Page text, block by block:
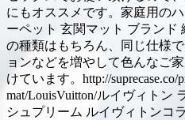
にもオススメです。家庭用の
ーペット 玄関マット ブランド
の種類はもちろん、同じ仕様
ョンなどを増やして色んなご
けています。http://suprecase.co/
mat/LouisVuitton/ルイヴィトン
シュプリーム ルイヴィトンコ